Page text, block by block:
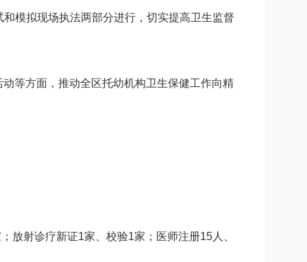
模拟现场执法两部分进行，切实提高卫生监督
等方面，推动全区托幼机构卫生保健工作向精
放射诊疗新证1家、校验1家；医师注册15人、